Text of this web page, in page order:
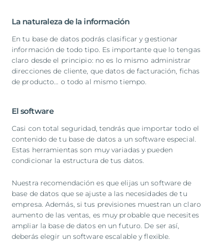
La naturaleza de la información
En tu base de datos podrás clasificar y gestionar
información de todo tipo. Es importante que lo tengas
claro desde el principio: no es lo mismo administrar
direcciones de cliente, que datos de facturación, fichas
de producto... o todo al mismo tiempo.
El software
Casi con total seguridad, tendrás que importar todo el
contenido de tu base de datos a un software especial.
Estas herramientas son muy variadas y pueden
condicionar la estructura de tus datos.
Nuestra recomendación es que elijas un software de
base de datos que se ajuste a las necesidades de tu
empresa. Además, si tus previsiones muestran un claro
aumento de las ventas, es muy probable que necesites
ampliar la base de datos en un futuro. De ser así,
deberás elegir un software escalable y flexible.